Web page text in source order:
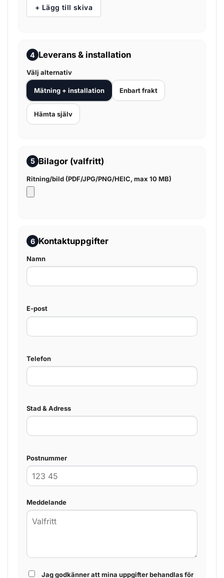
+ Lägg till skiva
4 Leverans & installation
Välj alternativ
Mätning + installation Enbart frakt
Hämta själv
5 Bilagor (valfritt)
Ritning/bild (PDF/JPG/PNG/HEIC, max 10 MB)
6 Kontaktuppgifter
Namn
E-post
Telefon
Stad & Adress
Postnummer
Meddelande
Jag godkänner att mina uppgifter behandlas för